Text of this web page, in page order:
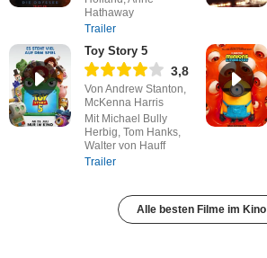
Hathaway
Trailer
Toy Story 5
3,8
Von Andrew Stanton,
McKenna Harris
Mit Michael Bully
Herbig, Tom Hanks,
Walter von Hauff
Trailer
Alle besten Filme im Kino